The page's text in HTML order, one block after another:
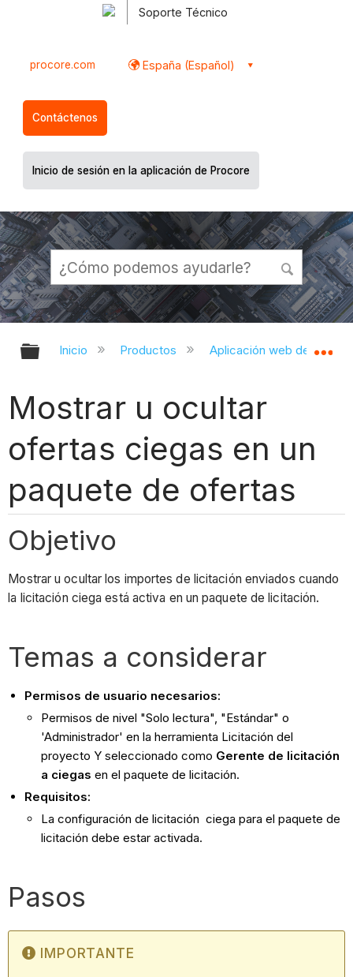
Soporte Técnico
procore.com España (Español)
Contáctenos
Inicio de sesión en la aplicación de Procore
Expandir/contraer jerarquía global
Inicio Productos Aplicación web de
Mostrar u ocultar
ofertas ciegas en un
paquete de ofertas
Objetivo
Mostrar u ocultar los importes de licitación enviados cuando
la licitación ciega está activa en un paquete de licitación.
Temas a considerar
Permisos de usuario necesarios:
Permisos de nivel "Solo lectura", "Estándar" o
'Administrador' en la herramienta Licitación del
proyecto Y seleccionado como Gerente de licitación
a ciegas en el paquete de licitación.
Requisitos:
La configuración de licitación ciega para el paquete de
licitación debe estar activada.
Pasos
IMPORTANTE